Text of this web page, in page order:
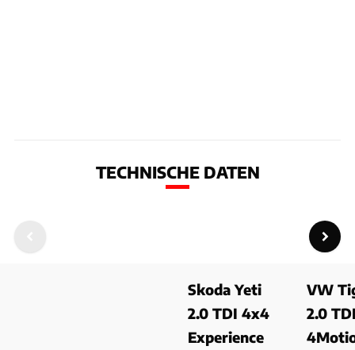
TECHNISCHE DATEN
Skoda Yeti
2.0 TDI 4x4
Experience
VW
2.0